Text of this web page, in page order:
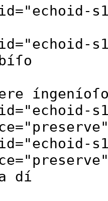
="echoid-
="echoid-
="echoid-
="preserve
="echoid-
="preserve
dí